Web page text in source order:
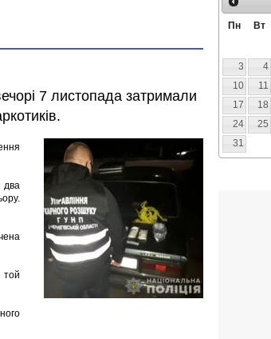
7 листопада затримали
два
той
Пн Вт
3
4
10
11
17
18
24
25
31